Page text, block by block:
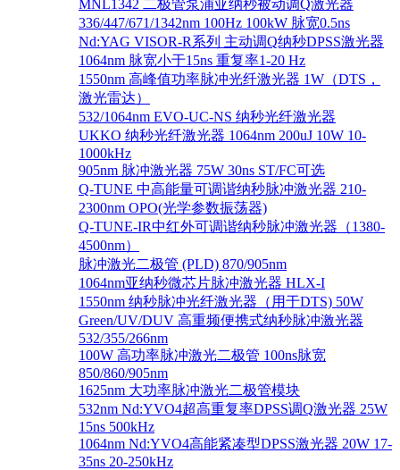
MNL1342 二极管泵浦亚纳秒被动调Q激光器
336/447/671/1342nm 100Hz 100kW 脉宽0.5ns
Nd:YAG VISOR-R系列 主动调Q纳秒DPSS激光器
1064nm 脉宽小于15ns 重复率1-20 Hz
1550nm 高峰值功率脉冲光纤激光器 1W（DTS，
激光雷达）
532/1064nm EVO-UC-NS 纳秒光纤激光器
UKKO 纳秒光纤激光器 1064nm 200uJ 10W 10-
1000kHz
905nm 脉冲激光器 75W 30ns ST/FC可选
Q-TUNE 中高能量可调谐纳秒脉冲激光器 210-
2300nm OPO(光学参数振荡器)
Q-TUNE-IR中红外可调谐纳秒脉冲激光器（1380-
4500nm）
脉冲激光二极管 (PLD) 870/905nm
1064nm亚纳秒微芯片脉冲激光器 HLX-I
1550nm 纳秒脉冲光纤激光器（用于DTS) 50W
Green/UV/DUV 高重频便携式纳秒脉冲激光器
532/355/266nm
100W 高功率脉冲激光二极管 100ns脉宽
850/860/905nm
1625nm 大功率脉冲激光二极管模块
532nm Nd:YVO4超高重复率DPSS调Q激光器 25W
15ns 500kHz
1064nm Nd:YVO4高能紧凑型DPSS激光器 20W 17-
35ns 20-250kHz